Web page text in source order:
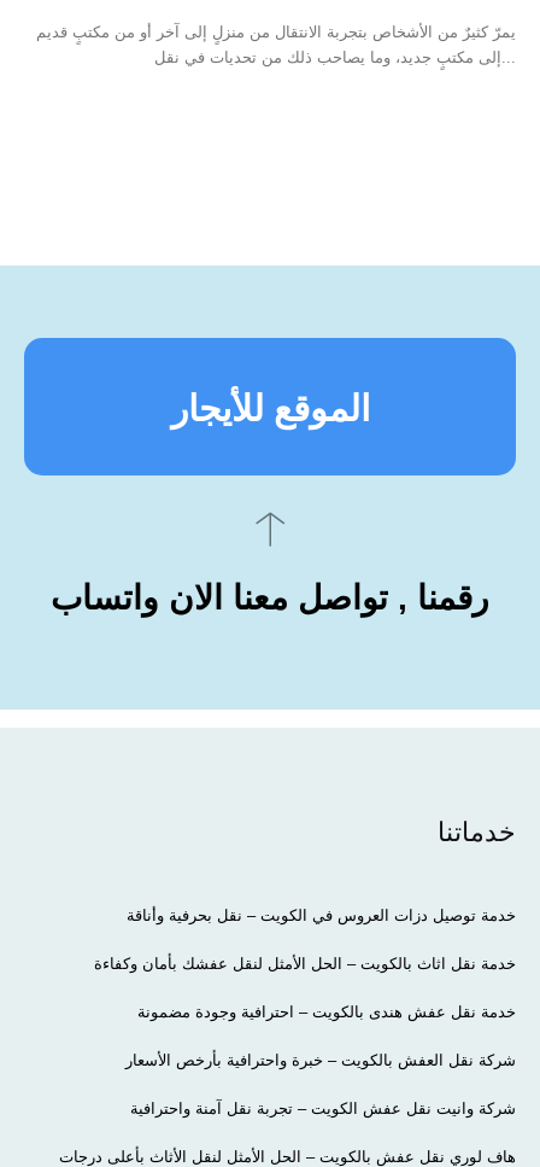
يمرّ كثيرٌ من الأشخاص بتجربة الانتقال من منزلٍ إلى آخر أو من مكتبٍ قديم
إلى مكتبٍ جديد، وما يصاحب ذلك من تحديات في نقل...
الموقع للأيجار
رقمنا , تواصل معنا الان واتساب
خدماتنا
خدمة توصيل دزات العروس في الكويت – نقل بحرفية وأناقة
خدمة نقل اثاث بالكويت – الحل الأمثل لنقل عفشك بأمان وكفاءة
خدمة نقل عفش هندى بالكويت – احترافية وجودة مضمونة
شركة نقل العفش بالكويت – خبرة واحترافية بأرخص الأسعار
شركة وانيت نقل عفش الكويت – تجربة نقل آمنة واحترافية
هاف لوري نقل عفش بالكويت – الحل الأمثل لنقل الأثاث بأعلى درجات